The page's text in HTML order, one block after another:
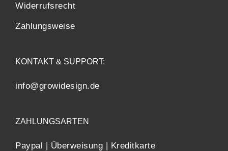
Widerrufsrecht
Zahlungsweise
KONTAKT & SUPPORT:
info@growidesign.de
ZAHLUNGSARTEN
Paypal | Überweisung | Kreditkarte